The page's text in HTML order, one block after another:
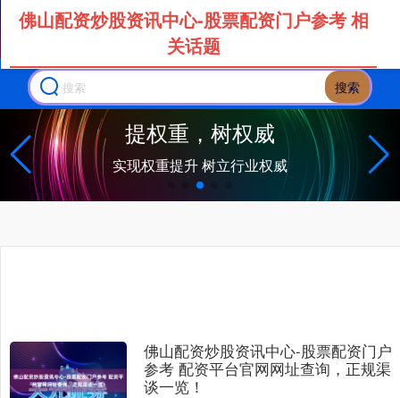
搜索
提权重，树权威
实现权重提升 树立行业权威
佛山配资炒股资讯中心-股票配资门户参考 相
关话题
佛山配资炒股资讯中心-股票配资门户
参考 配资平台官网网址查询，正规渠
谈一览！